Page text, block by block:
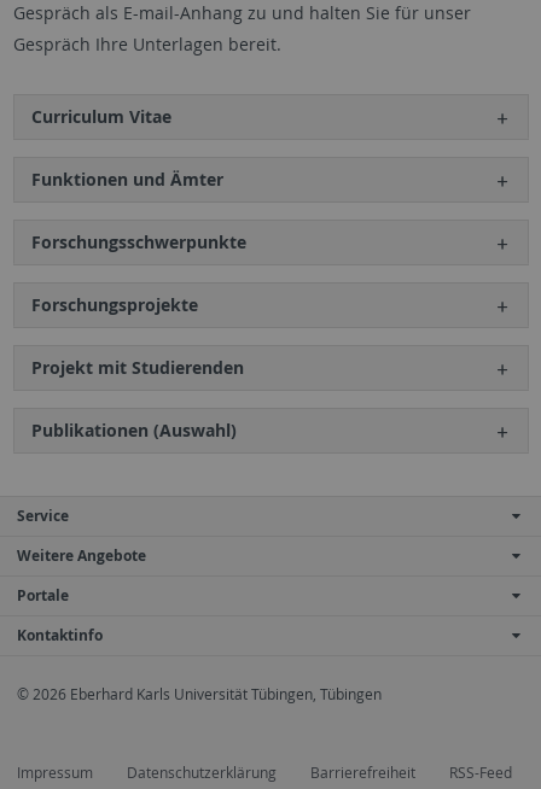
Gespräch als E-mail-Anhang zu und halten Sie für unser
Gespräch Ihre Unterlagen bereit.
Curriculum Vitae
Funktionen und Ämter
Forschungsschwerpunkte
Forschungsprojekte
Projekt mit Studierenden
Publikationen (Auswahl)
Service
Weitere Angebote
Portale
Kontaktinfo
© 2026 Eberhard Karls Universität Tübingen, Tübingen
Impressum Datenschutzerklärung Barrierefreiheit RSS-Feed